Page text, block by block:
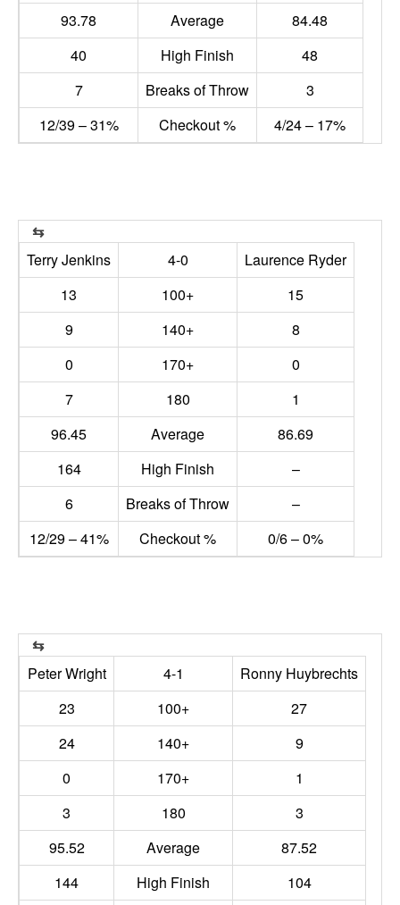
93.78
Average
84.48
40
High Finish
48
7
Breaks of Throw
3
12/39 – 31%
Checkout % 4/24 – 17%
Terry Jenkins 4-0
Laurence Ryder
13
100+
15
9
140+
8
0
170+
0
7
180
1
96.45
Average
86.69
164
High Finish
–
6
Breaks of Throw
–
12/29 – 41%
Checkout % 0/6 – 0%
Peter Wright 4-1
Ronny Huybrechts
23
100+
27
24
140+
9
0
170+
1
3
180
3
95.52
Average
87.52
144
High Finish
104